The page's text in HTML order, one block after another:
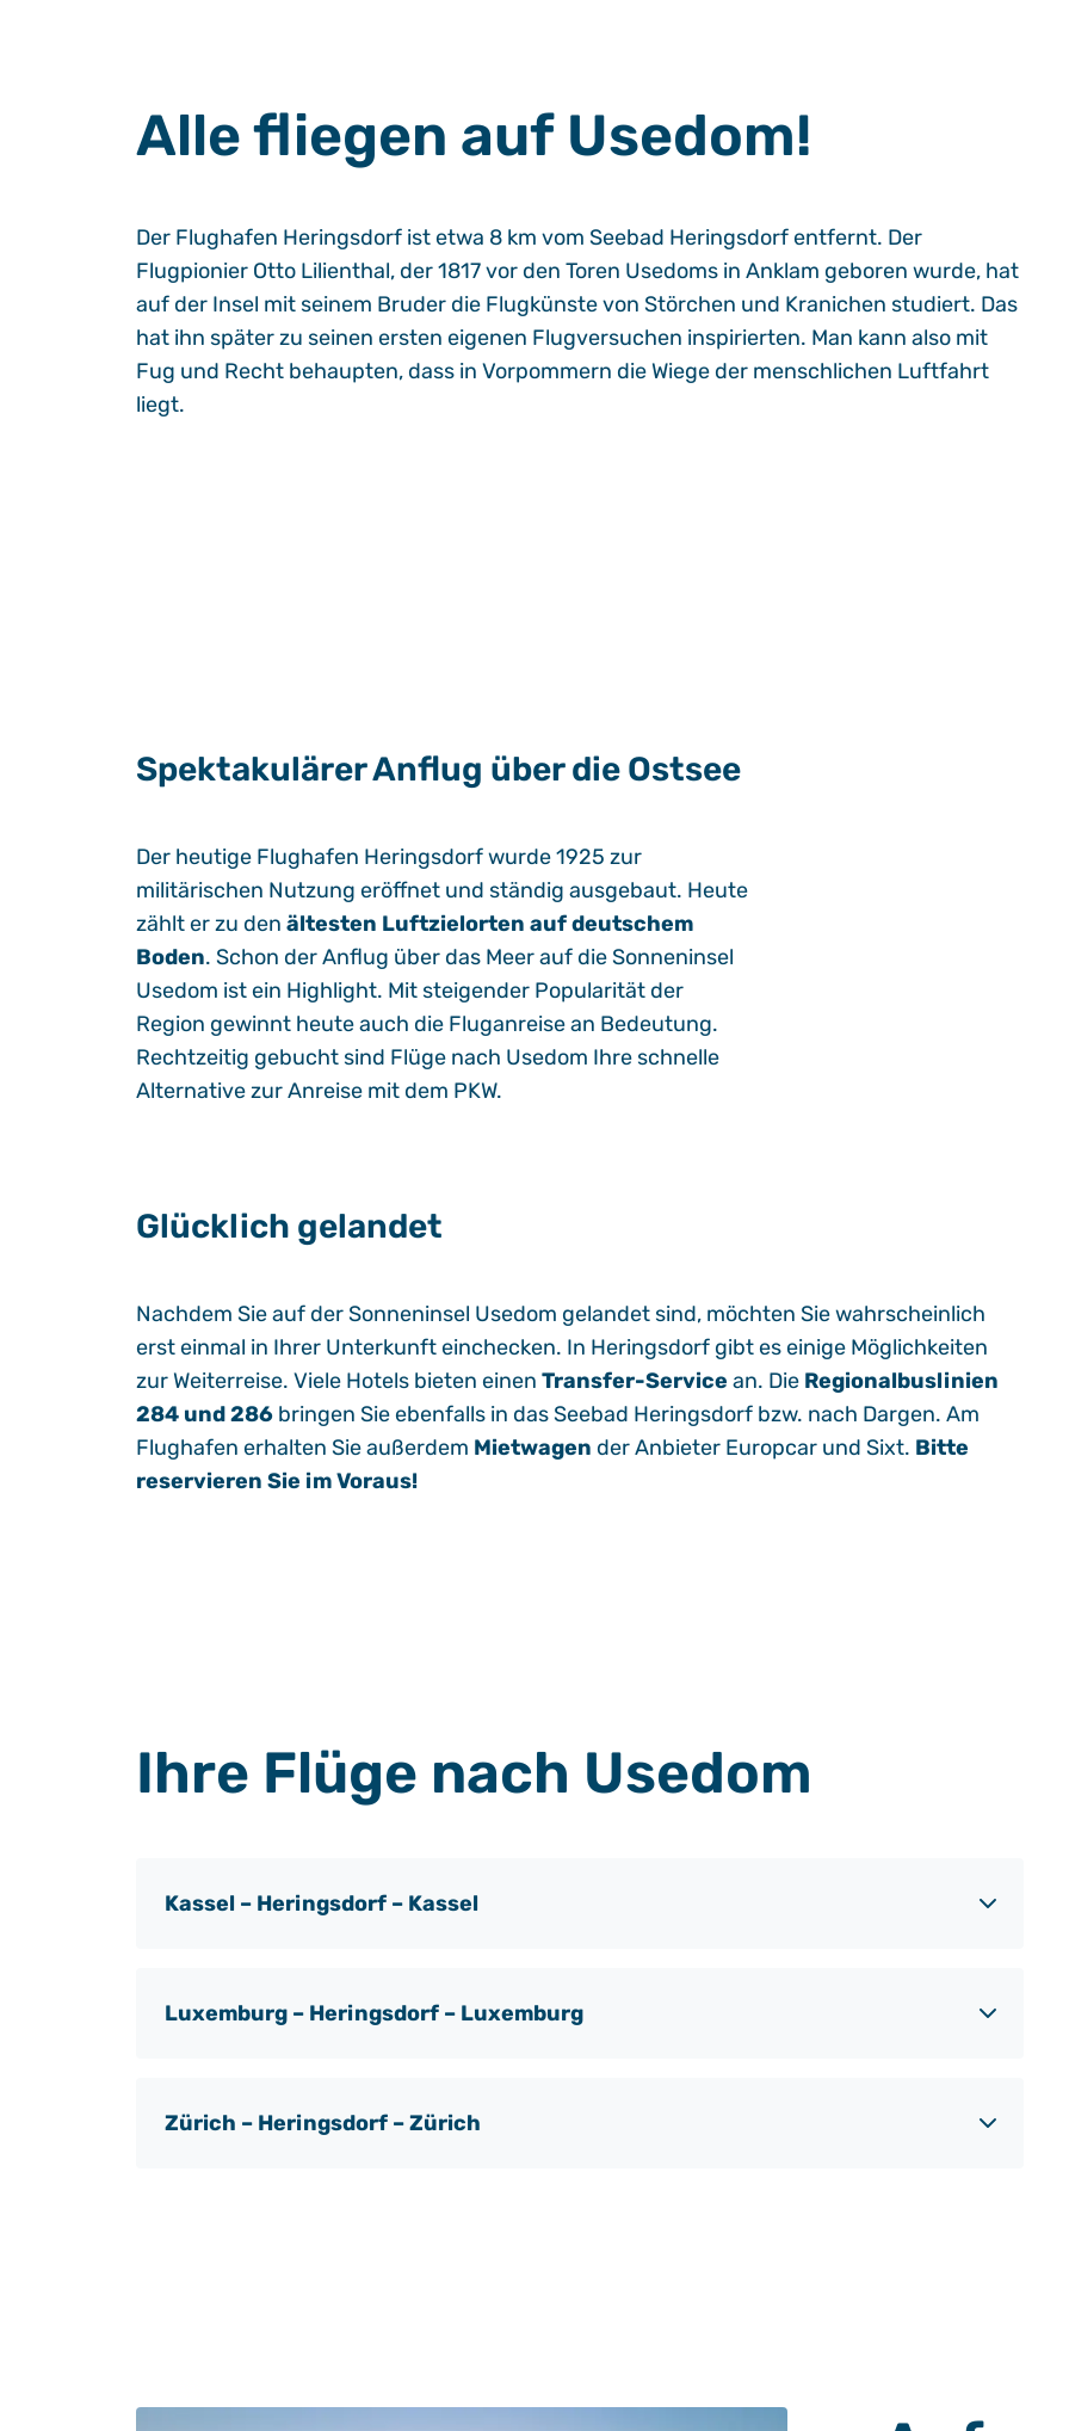
Alle fliegen auf Usedom!
Der Flughafen Heringsdorf ist etwa 8 km vom Seebad Heringsdorf entfernt. Der
Flugpionier Otto Lilienthal, der 1817 vor den Toren Usedoms in Anklam geboren wurde, hat
auf der Insel mit seinem Bruder die Flugkünste von Störchen und Kranichen studiert. Das
hat ihn später zu seinen ersten eigenen Flugversuchen inspirierten. Man kann also mit
Fug und Recht behaupten, dass in Vorpommern die Wiege der menschlichen Luftfahrt
liegt.
Spektakulärer Anflug über die Ostsee
Der heutige Flughafen Heringsdorf wurde 1925 zur
militärischen Nutzung eröffnet und ständig ausgebaut. Heute
zählt er zu den ältesten Luftzielorten auf deutschem
Boden. Schon der Anflug über das Meer auf die Sonneninsel
Usedom ist ein Highlight. Mit steigender Popularität der
Region gewinnt heute auch die Fluganreise an Bedeutung.
Rechtzeitig gebucht sind Flüge nach Usedom Ihre schnelle
Alternative zur Anreise mit dem PKW.
Glücklich gelandet
Nachdem Sie auf der Sonneninsel Usedom gelandet sind, möchten Sie wahrscheinlich
erst einmal in Ihrer Unterkunft einchecken. In Heringsdorf gibt es einige Möglichkeiten
zur Weiterreise. Viele Hotels bieten einen Transfer-Service an. Die Regionalbuslinien
284 und 286 bringen Sie ebenfalls in das Seebad Heringsdorf bzw. nach Dargen. Am
Flughafen erhalten Sie außerdem Mietwagen der Anbieter Europcar und Sixt. Bitte
reservieren Sie im Voraus!
Ihre Flüge nach Usedom
Kassel – Heringsdorf – Kassel
Luxemburg – Heringsdorf – Luxemburg
Zürich – Heringsdorf – Zürich